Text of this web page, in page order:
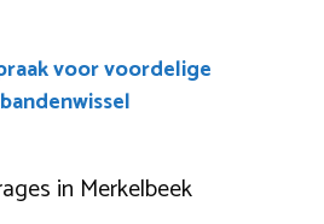
voor voordelige
bandenwissel
in Merkelbeek